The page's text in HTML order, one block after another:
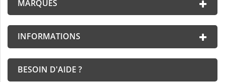
MARQUES
INFORMATIONS
BESOIN D'AIDE ?